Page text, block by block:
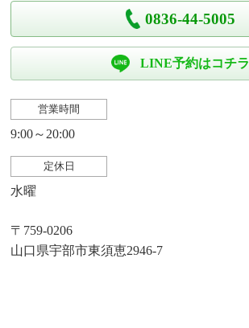
0836-44-5005
LINE予約はコチラ
営業時間
9:00～20:00
定休日
水曜
〒759-0206
山口県宇部市東須恵2946-7